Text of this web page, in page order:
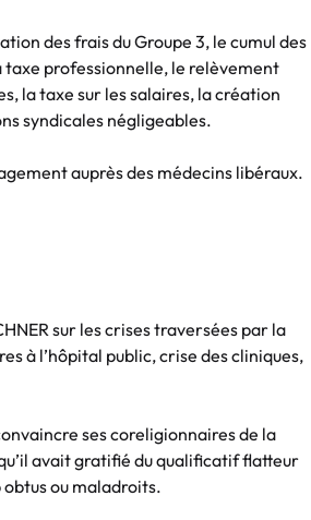
des frais du Groupe 3, le cumul des
taxe professionnelle, le relèvement
la taxe sur les salaires, la création
syndicales négligeables.
auprès des médecins libéraux.
sur les crises traversées par la
à l’hôpital public, crise des cliniques,
ses coreligionnaires de la
avait gratifié du qualificatif flatteur
obtus ou maladroits.